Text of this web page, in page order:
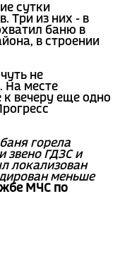
сутки
Три из них - в
баню в
в строении
не
На месте
к вечеру еще одно
горела
звено ГДЗС и
локализован
меньше
МЧС по